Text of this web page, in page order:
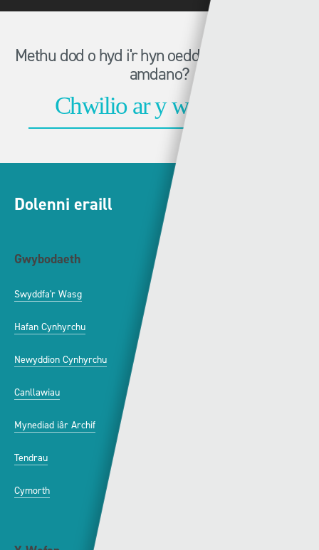
Methu dod o hyd i'r hyn oeddech chi'n chwilio
amdano?
Dolenni eraill
Gwybodaeth
Swyddfa'r Wasg
Hafan Cynhyrchu
Newyddion Cynhyrchu
Canllawiau
Mynediad iâr Archif
Tendrau
Cymorth